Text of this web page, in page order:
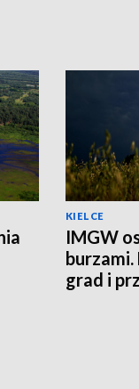
KIELCE
IMGW
grad i